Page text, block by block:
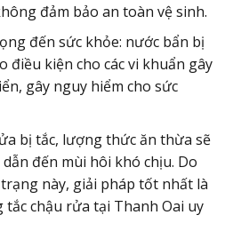
đảm bảo an toàn vệ sinh.
đến sức khỏe: nước bẩn bị
điều kiện cho các vi khuẩn gây
gây nguy hiểm cho sức
bị tắc, lượng thức ăn thừa sẽ
đến mùi hôi khó chịu. Do
này, giải pháp tốt nhất là
chậu rửa tại Thanh Oai uy